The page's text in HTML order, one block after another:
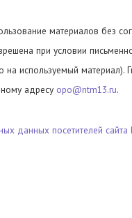
материалов без
при условии
на используемый материал).
адресу opo@ntm13.ru.
данных посетителей